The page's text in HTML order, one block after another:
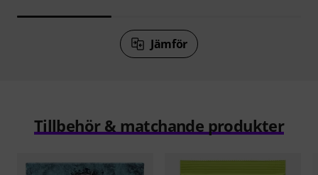
Jämför
Tillbehör & matchande produkter